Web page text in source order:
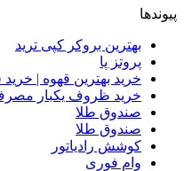
پیوندها
بهترین بروکر کپی ترید
پروتز پا
خرید بهترین قهوه |
خرید ظروف یکبار
صندوق طلا
صندوق طلا
کوشش رادیاتور
وام فوری